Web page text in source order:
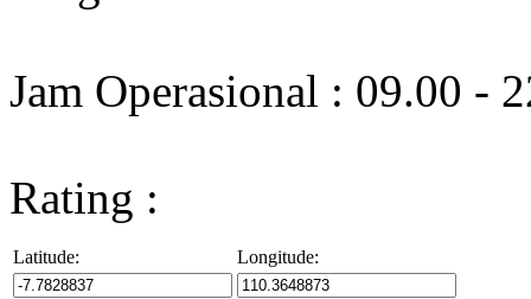
Jam Operasional : 09.00 -
Rating :
Latitude: Longitude: